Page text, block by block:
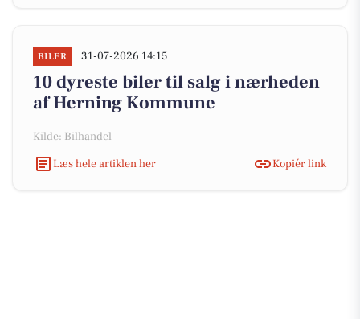
BILER 31-07-2026 14:15
10 dyreste biler til salg i nærheden
af Herning Kommune
Kilde: Bilhandel
Læs hele artiklen her
Kopiér link